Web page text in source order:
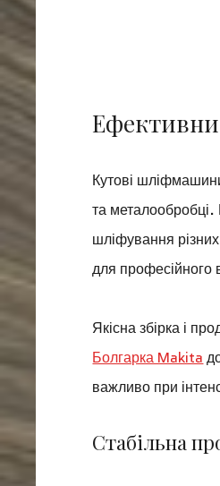
Кутові
та
шліфування різних
для професійного
Якісна збірка і
Болгарка Makita
важливо при
Стабільна